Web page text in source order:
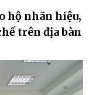
hộ nhãn hiệu,
trên địa bàn